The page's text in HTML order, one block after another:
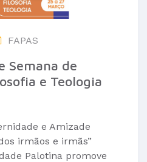
FAPAS
Semana de
e Teologia
e Amizade
irmãos e irmãs”
Palotina promove